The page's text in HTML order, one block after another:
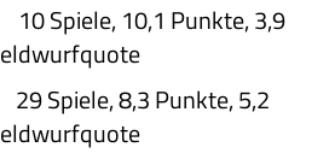
Spiele, 10,1 Punkte, 3,9
8,3 Punkte, 5,2